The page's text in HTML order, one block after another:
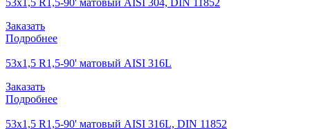
53х1,5 R1,5-90' матовый AISI 304, DIN 11852
Заказать
Подробнее
53х1,5 R1,5-90' матовый AISI 316L
Заказать
Подробнее
53х1,5 R1,5-90' матовый AISI 316L, DIN 11852